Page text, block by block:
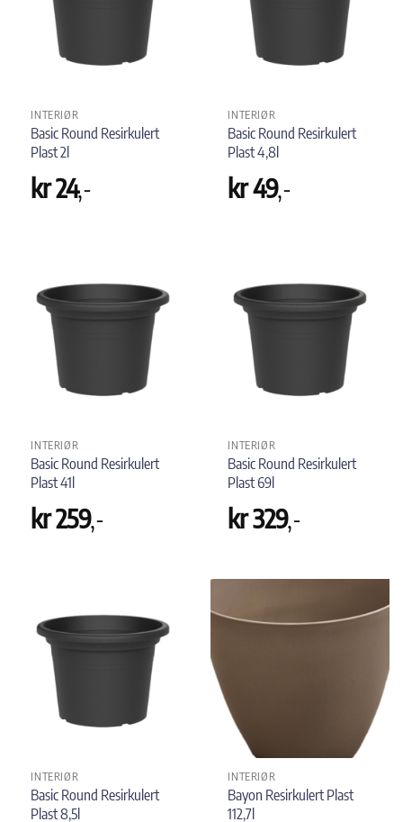
INTERIØR
Basic Round Resirkulert
Plast 2l
kr24,-
INTERIØR
Basic Round Resirkulert
Plast 4,8l
kr49,-
INTERIØR
Basic Round Resirkulert
Plast 41l
kr259,-
INTERIØR
Basic Round Resirkulert
Plast 69l
kr329,-
INTERIØR
Basic Round Resirkulert
Plast 8,5l
INTERIØR
Bayon Resirkulert Plast
112,7l